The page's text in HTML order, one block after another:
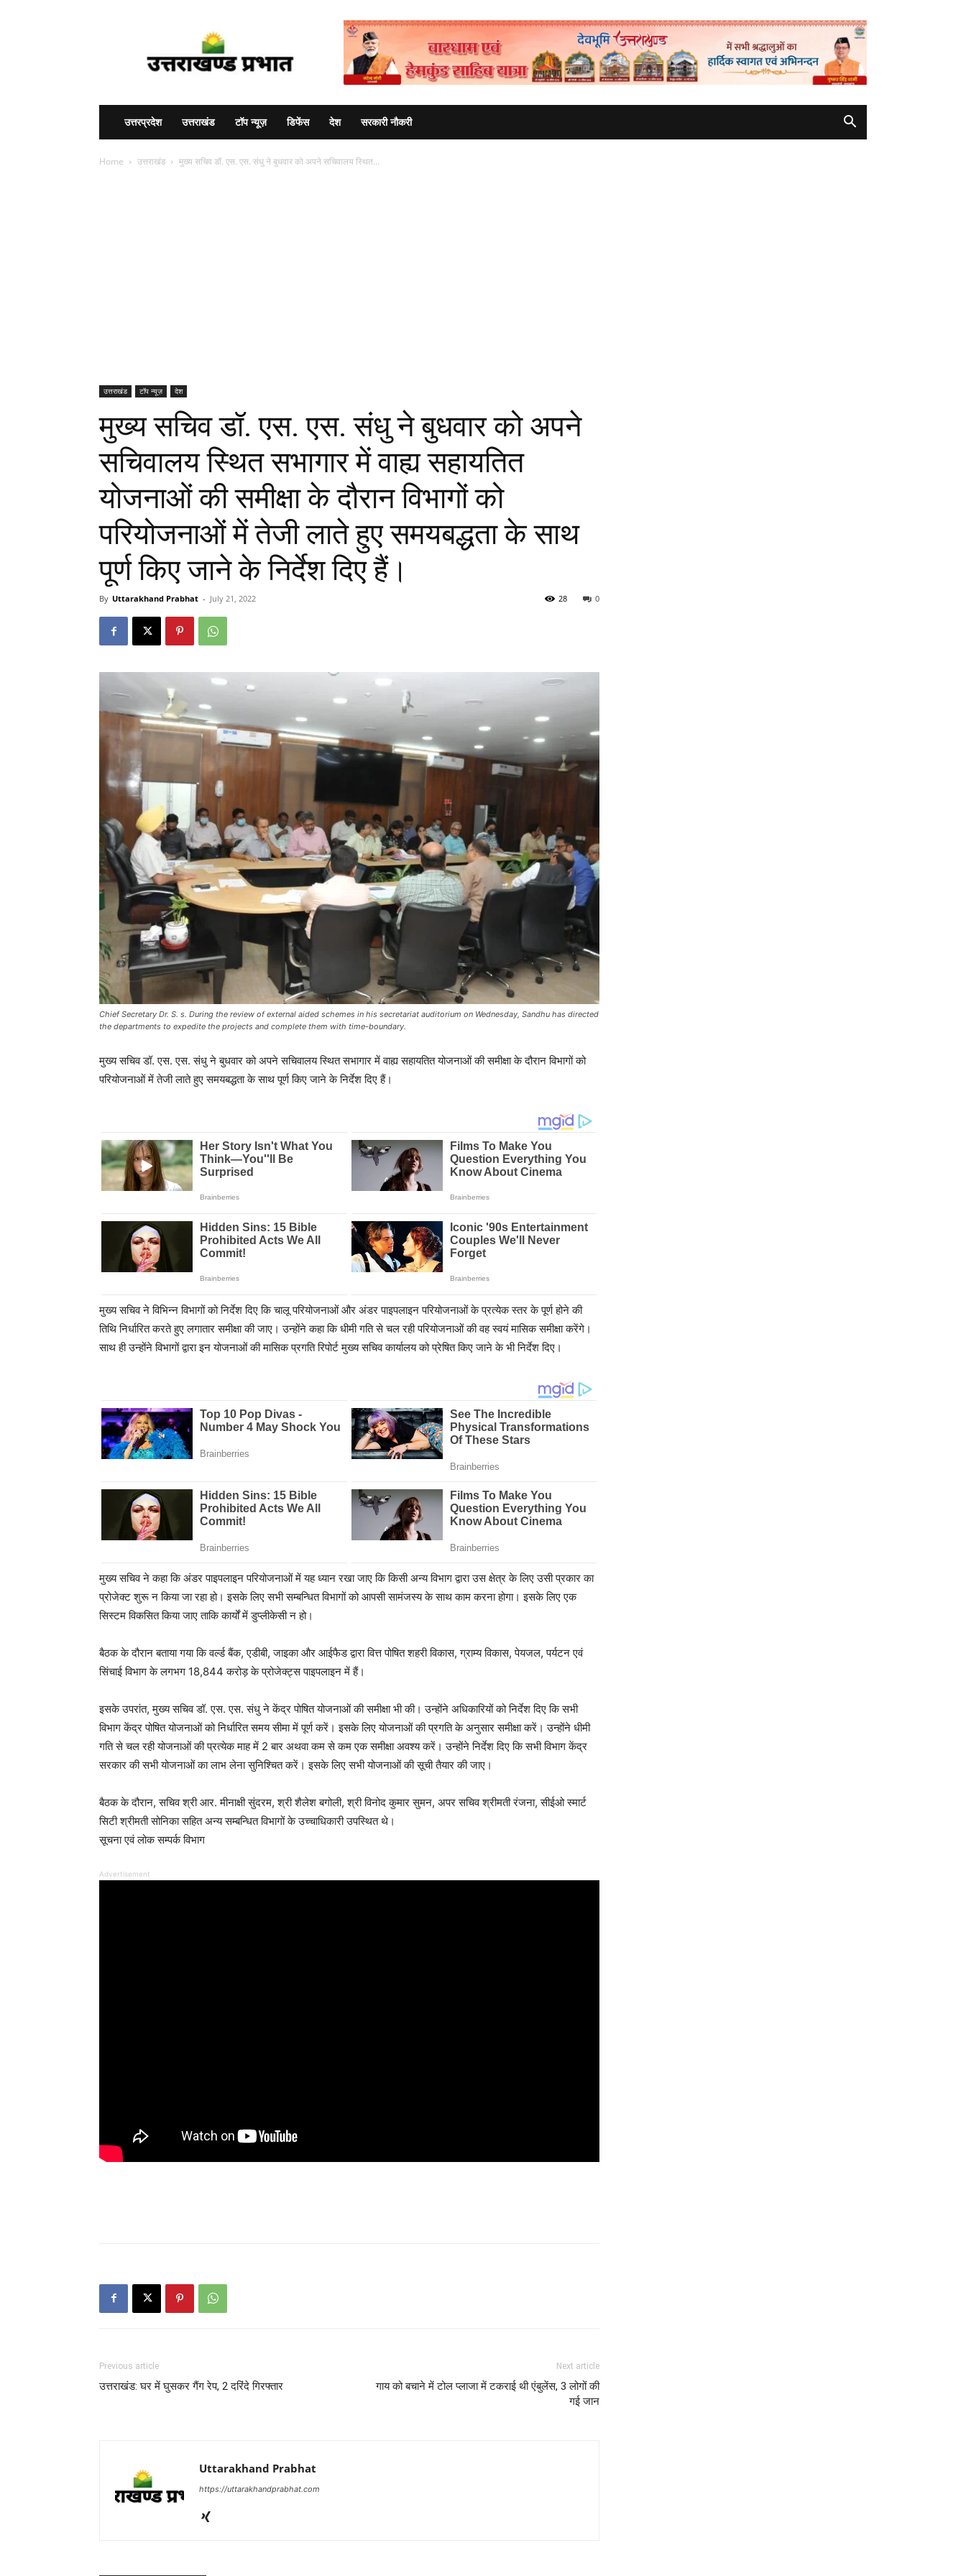
Advertisement
उत्तरप्रदेश उत्तराखंड टॉप न्यूज़ डिफेंस देश सरकारी नौकरी
Home उत्तराखंड मुख्य सचिव डॉ. एस. एस. संधु ने बुधवार को अपने सचिवालय स्थित...
उत्तराखंड टॉप न्यूज़ देश
मुख्य सचिव डॉ. एस. एस. संधु ने बुधवार को अपने
सचिवालय स्थित सभागार में वाह्य सहायतित
योजनाओं की समीक्षा के दौरान विभागों को
परियोजनाओं में तेजी लाते हुए समयबद्धता के साथ
पूर्ण किए जाने के निर्देश दिए हैं।
By Uttarakhand Prabhat - July 21, 2022 0
28
Chief Secretary Dr. S. s. During the review of external aided schemes in his secretariat auditorium on Wednesday, Sandhu has directed
the departments to expedite the projects and complete them with time-boundary.
मुख्य सचिव डॉ. एस. एस. संधु ने बुधवार को अपने सचिवालय स्थित सभागार में वाह्य सहायतित योजनाओं की समीक्षा के दौरान विभागों को
परियोजनाओं में तेजी लाते हुए समयबद्धता के साथ पूर्ण किए जाने के निर्देश दिए हैं।
मुख्य सचिव ने विभिन्न विभागों को निर्देश दिए कि चालू परियोजनाओं और अंडर पाइपलाइन परियोजनाओं के प्रत्येक स्तर के पूर्ण होने की
तिथि निर्धारित करते हुए लगातार समीक्षा की जाए। उन्होंने कहा कि धीमी गति से चल रही परियोजनाओं की वह स्वयं मासिक समीक्षा करेंगे।
साथ ही उन्होंने विभागों द्वारा इन योजनाओं की मासिक प्रगति रिपोर्ट मुख्य सचिव कार्यालय को प्रेषित किए जाने के भी निर्देश दिए।
मुख्य सचिव ने कहा कि अंडर पाइपलाइन परियोजनाओं में यह ध्यान रखा जाए कि किसी अन्य विभाग द्वारा उस क्षेत्र के लिए उसी प्रकार का
प्रोजेक्ट शुरू न किया जा रहा हो। इसके लिए सभी सम्बन्धित विभागों को आपसी सामंजस्य के साथ काम करना होगा। इसके लिए एक
सिस्टम विकसित किया जाए ताकि कार्यों में डुप्लीकेसी न हो।
बैठक के दौरान बताया गया कि वर्ल्ड बैंक, एडीबी, जाइका और आईफैड द्वारा वित्त पोषित शहरी विकास, ग्राम्य विकास, पेयजल, पर्यटन एवं
सिंचाई विभाग के लगभग 18,844 करोड़ के प्रोजेक्ट्स पाइपलाइन में हैं।
इसके उपरांत, मुख्य सचिव डॉ. एस. एस. संधु ने केंद्र पोषित योजनाओं की समीक्षा भी की। उन्होंने अधिकारियों को निर्देश दिए कि सभी
विभाग केंद्र पोषित योजनाओं को निर्धारित समय सीमा में पूर्ण करें। इसके लिए योजनाओं की प्रगति के अनुसार समीक्षा करें। उन्होंने धीमी
गति से चल रही योजनाओं की प्रत्येक माह में 2 बार अथवा कम से कम एक समीक्षा अवश्य करें। उन्होंने निर्देश दिए कि सभी विभाग केंद्र
सरकार की सभी योजनाओं का लाभ लेना सुनिश्चित करें। इसके लिए सभी योजनाओं की सूची तैयार की जाए।
बैठक के दौरान, सचिव श्री आर. मीनाक्षी सुंदरम, श्री शैलेश बगोली, श्री विनोद कुमार सुमन, अपर सचिव श्रीमती रंजना, सीईओ स्मार्ट
सिटी श्रीमती सोनिका सहित अन्य सम्बन्धित विभागों के उच्चाधिकारी उपस्थित थे।
सूचना एवं लोक सम्पर्क विभाग
Advertisement
Previous article
उत्तराखंड: घर में घुसकर गैंग रेप, 2 दरिंदे गिरफ्तार
Next article
गाय को बचाने में टोल प्लाजा में टकराई थी एंबुलेंस, 3 लोगों की
गई जान
Uttarakhand Prabhat
https://uttarakhandprabhat.com